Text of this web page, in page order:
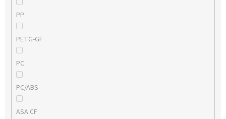
PP
PETG-GF
PC
PC/ABS
ASA CF